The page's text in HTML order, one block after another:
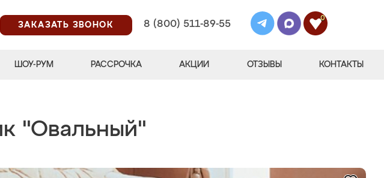
ЗАКАЗАТЬ ЗВОНОК
8 (800) 511-89-55
0
ШОУ-РУМ РАССРОЧКА АКЦИИ ОТЗЫВЫ КОНТАКТЫ
"Овальный"